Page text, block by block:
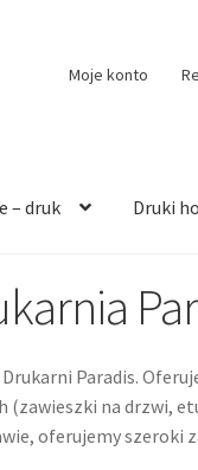
Moje konto
– druk Druki
Paradis.
na drzwi,
oferujemy szeroki